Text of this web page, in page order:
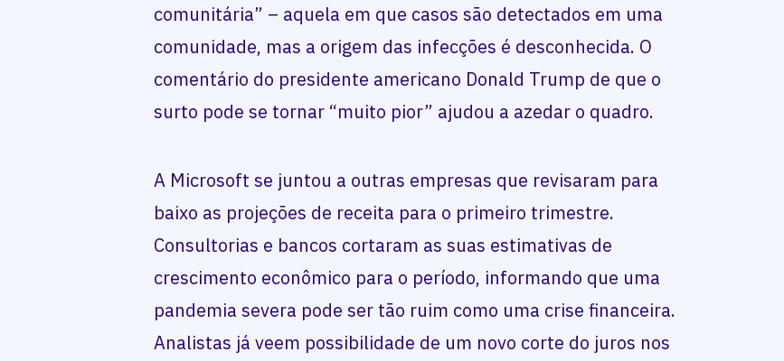
comunitária” – aquela em que casos são detectados em uma
comunidade, mas a origem das infecções é desconhecida. O
comentário do presidente americano Donald Trump de que o
surto pode se tornar “muito pior” ajudou a azedar o quadro.
A Microsoft se juntou a outras empresas que revisaram para
baixo as projeções de receita para o primeiro trimestre.
Consultorias e bancos cortaram as suas estimativas de
crescimento econômico para o período, informando que uma
pandemia severa pode ser tão ruim como uma crise financeira.
Analistas já veem possibilidade de um novo corte do juros nos